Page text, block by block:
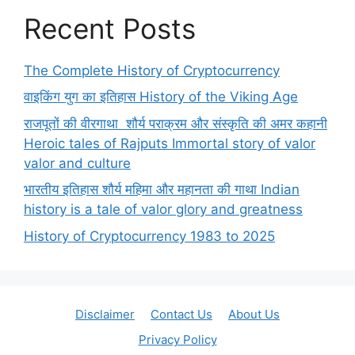
Recent Posts
The Complete History of Cryptocurrency
वाइकिंग युग का इतिहास History of the Viking Age
राजपूतों की वीरगाथा शौर्य पराक्रम और संस्कृति की अमर कहानी
Heroic tales of Rajputs Immortal story of valor
valor and culture
भारतीय इतिहास शौर्य महिमा और महानता की गाथा Indian
history is a tale of valor glory and greatness
History of Cryptocurrency 1983 to 2025
Disclaimer Contact Us
About Us
Privacy Policy